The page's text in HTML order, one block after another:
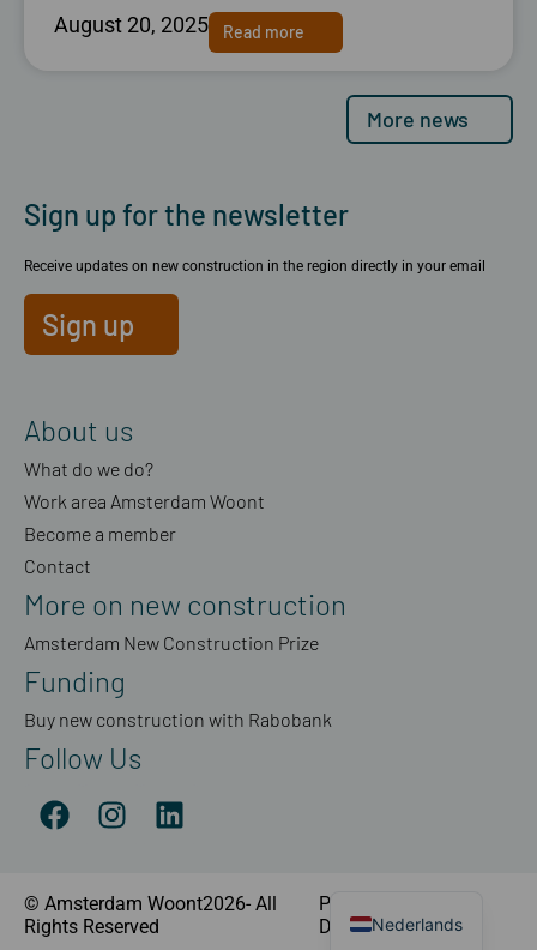
August 20, 2025 Read more
More news
Sign up for the newsletter
Receive updates on new construction in the region directly in your email
Sign up
About us
What do we do?
Work area Amsterdam Woont
Become a member
Contact
More on new construction
Amsterdam New Construction Prize
Funding
Buy new construction with Rabobank
Follow Us
© Amsterdam Woont2026- All
Rights Reserved
Privacy Statement
DisclaimerNederlands